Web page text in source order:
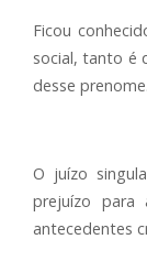
Ficou
social, tanto é
desse prenome.
O juízo
prejuízo para
antecedentes